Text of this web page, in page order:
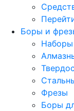
Боры и
Фрезы
Боры